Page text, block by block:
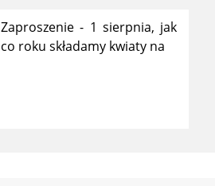
Zaproszenie - 1 sierpnia, jak
co roku składamy kwiaty na